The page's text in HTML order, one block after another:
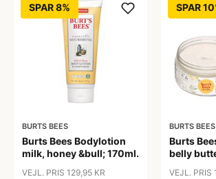
SPAR 8%
BURTS BEES
Burts Bees Bodylotion
milk, honey &bull; 170ml.
VEJL. PRIS 129,95 KR
SPAR
BURTS BEES
Burts
belly
VEJL. PRIS